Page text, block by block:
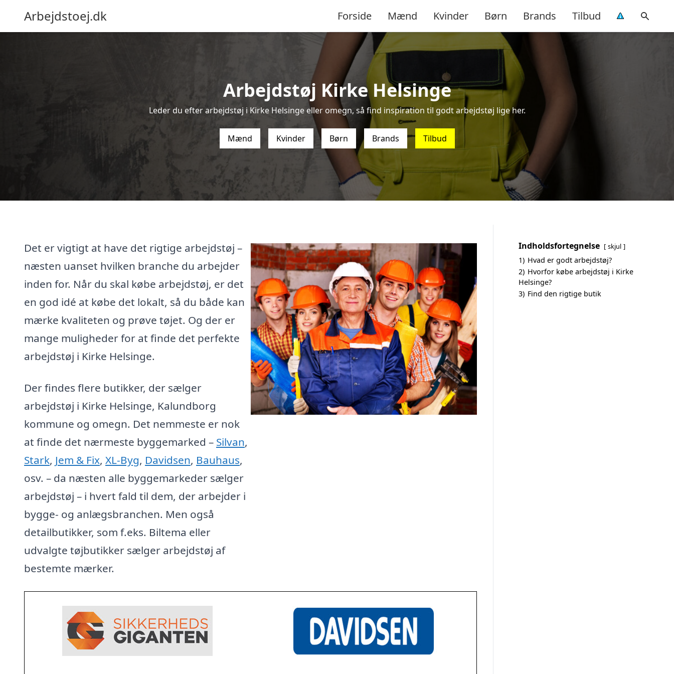
Arbejdstoej.dk Forside Mænd Kvinder Børn Brands Tilbud
Arbejdstøj Kirke Helsinge
Leder du efter arbejdstøj i Kirke Helsinge eller omegn, så find inspiration til godt arbejdstøj lige her.
Mænd Kvinder Børn Brands Tilbud
Det er vigtigt at have det rigtige arbejdstøj –
næsten uanset hvilken branche du arbejder
inden for. Når du skal købe arbejdstøj, er det
en god idé at købe det lokalt, så du både kan
mærke kvaliteten og prøve tøjet. Og der er
mange muligheder for at finde det perfekte
arbejdstøj i Kirke Helsinge.
Der findes flere butikker, der sælger
arbejdstøj i Kirke Helsinge, Kalundborg
kommune og omegn. Det nemmeste er nok
at finde det nærmeste byggemarked – Silvan,
Stark, Jem & Fix, XL-Byg, Davidsen, Bauhaus,
osv. – da næsten alle byggemarkeder sælger
arbejdstøj – i hvert fald til dem, der arbejder i
bygge- og anlægsbranchen. Men også
detailbutikker, som f.eks. Biltema eller
udvalgte tøjbutikker sælger arbejdstøj af
bestemte mærker.
Indholdsfortegnelse skjul
1) Hvad er godt arbejdstøj?
2) Hvorfor købe arbejdstøj i Kirke
Helsinge?
3) Find den rigtige butik